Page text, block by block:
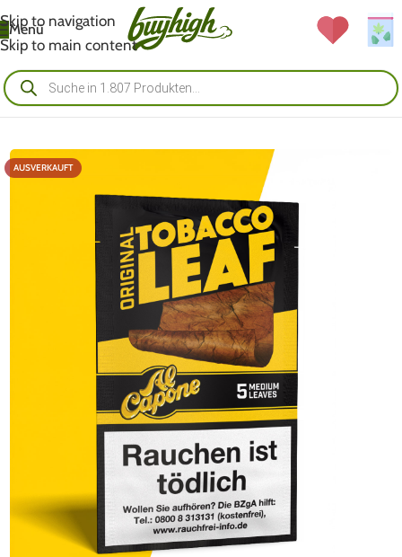
Skip to navigation
Skip to main content
Menü
AUSVERKAUFT